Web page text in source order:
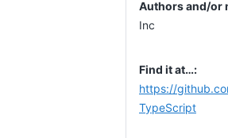
Inc
https://
TypeScript